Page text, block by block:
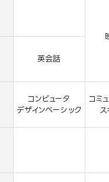
英会話
コンピュータ
デザインベーシック
コミ